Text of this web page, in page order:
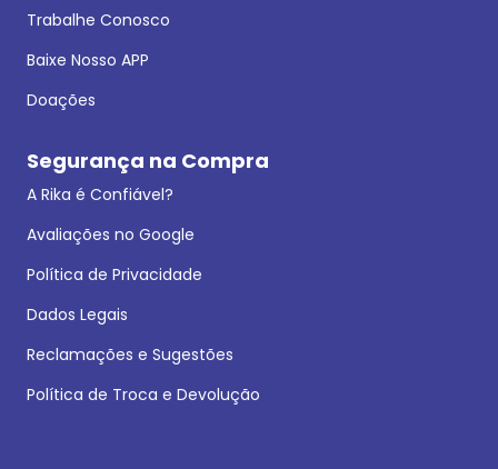
Trabalhe Conosco
Baixe Nosso APP
Doações
Segurança na Compra
A Rika é Confiável?
Avaliações no Google
Política de Privacidade
Dados Legais
Reclamações e Sugestões
Política de Troca e Devolução